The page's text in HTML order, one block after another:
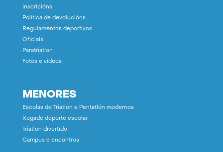
Inscricións
Política de devolucións
Regulamentos deportivos
Oficiais
Paratríatlon
Fotos e vídeos
MENORES
Escolas de Tríatlon e Pentatlón modernos
Xogade deporte escolar
Tríatlon divertido
Campus e encontros